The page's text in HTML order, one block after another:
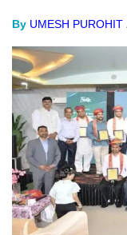
By UMESH PUROHIT